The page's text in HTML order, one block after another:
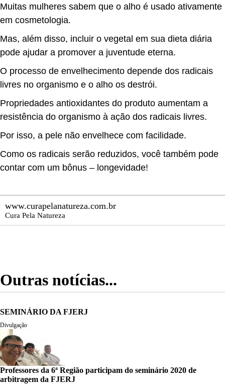
Muitas mulheres sabem que o alho é usado ativamente
em cosmetologia.
Mas, além disso, incluir o vegetal em sua dieta diária
pode ajudar a promover a juventude eterna.
O processo de envelhecimento depende dos radicais
livres no organismo e o alho os destrói.
Propriedades antioxidantes do produto aumentam a
resistência do organismo à ação dos radicais livres.
Por isso, a pele não envelhece com facilidade.
Como os radicais serão reduzidos, você também pode
contar com um bônus – longevidade!
www.curapelanatureza.com.br
Cura Pela Natureza
Outras notícias...
SEMINÁRIO DA FJERJ
Divulgação
Professores da 6ª Região participam do seminário 2020 de
arbitragem da FJERJ